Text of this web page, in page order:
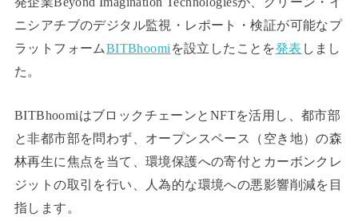
ニシアチブのデジタル監視・レポート・検証が可能なプ
ラットフォームBITBhoomiを設立したことを発表 しまし
た。
BITBhoomiはブロックチェーンとNFTを活用し、都市部
と非都市部を問わず、オープンスペース（空き地）の森
林再生に焦点を当て、環境保護への寄付とカーボンクレ
ジットの取引を行い、人為的な環境への悪影響削減を目
指します。